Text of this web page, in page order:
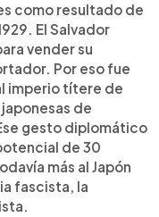
como resultado de
El Salvador
vender su
Por eso fue
imperio títere de
de
gesto diplomático
de 30
más al Japón
fascista, la